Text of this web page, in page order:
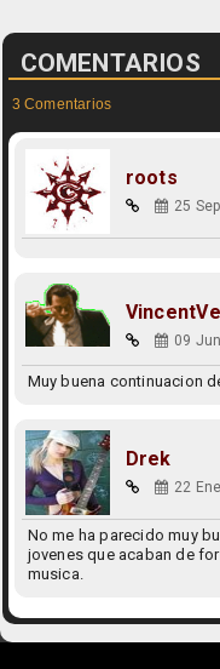
COMENTARIOS
3 Comentarios
roots
25
09
Muy buena continuacion
Drek
22
No me ha parecido muy
jovenes que acaban de
musica.